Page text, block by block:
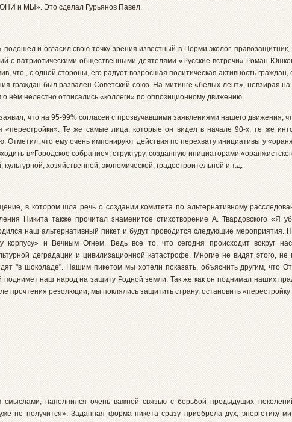
и МЫ». Это сделал Гурьянов Павел.
и огласил свою точку зрения известный в Перми эколог, правозащитник,
с патриотическими общественными деятелями «Русские встречи» Роман
что , с одной стороны, его радует возросшая политическая активность граждан,
граждан был развален Советский союз. На митинге «белых лент», невзирая на
нём нелестно отписались «коллеги» по оппозиционному движению.
что на 95-99% согласен с прозвучавшими заявлениями нашего движения,
Те же самые лица, которые он видел в начале 90-х, те же
что ему очень импонируют действия по перехвату инициативы у
в«Городское собрание», структуру, созданную инициаторами
хозяйственной, экономической, градостроительной и т.д.
в котором шла речь о создании комитета по альтернативному
Никита также прочитал знаменитое стихотворение А. Твардовского «Я
наш альтернативный пикет и будут проводится следующие мероприятия.
и Вечным Огнем. Ведь все то, что сегодня происходит вокруг
деградации и цивилизационной катастрофе. Многие не видят этого, не
"в шоколаде". Нашим пикетом мы хотели показать, объяснить другим, что
поднимет наш народ на защиту Родной земли. Так же как он поднимал наших
прочтения резолюции, мы поклялись защитить страну, остановить «перестройку
смыслами, наполнился очень важной связью с борьбой предыдущих
не получится». Заданная форма пикета сразу приобрела дух, энергетику